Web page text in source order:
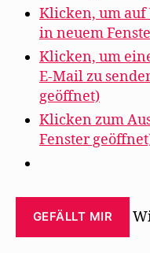
Klicken, um
in neuem
Klicken, um
E-Mail zu
geöffnet)
Klicken zum
Fenster
GEFÄLLT MIR